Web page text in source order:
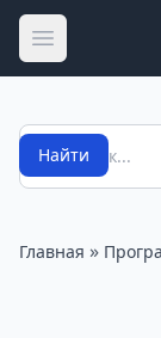
Открыть
Поиск
Найти
Главная »